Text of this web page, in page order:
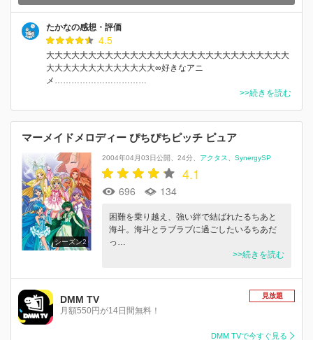
たかなの感想・評価
4.5
大大大大大大大大大大大大大大大大大大大大大大大大大大大大大
大大大大大大大大大大大大大∞好きなアニ
メ……………………………
>>続きを読む
マーメイドメロディー ぴちぴちピッチ ピュア
シーズン2
2004年04月03日公開 24分 アクタス SynergySP
4.1
696 134
困難を乗り越え、強い絆で結ばれたるちあと
海斗。海斗とラブラブに過ごしたいるちあだ
っ…
>>続きを読む
DMM TV
月額550円が14日間無料！
見放題
DMM TVで今すぐ見る